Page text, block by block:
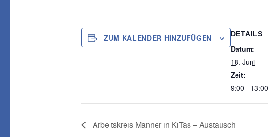
ZUM KALENDER HINZUFÜGEN DETAILS
Datum:
18. Juni
Zeit:
9:00 - 13:00
Arbeitskreis Männer in KiTas – Austausch